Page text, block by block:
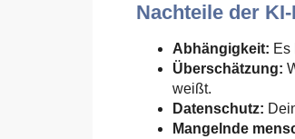
Nachteile der
Abhängigkeit: Es
Überschätzung:
weißt.
Datenschutz:
Mangelnde